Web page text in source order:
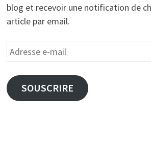
blog et recevoir une notification de
article par email.
Adresse
e-
mail
SOUSCRIRE